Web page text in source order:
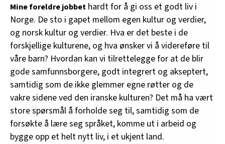
Mine foreldre jobbet hardt for å gi oss et godt liv i
Norge. De sto i gapet mellom egen kultur og verdier,
og norsk kultur og verdier. Hva er det beste i de
forskjellige kulturene, og hva ønsker vi å videreføre til
våre barn? Hvordan kan vi tilrettelegge for at de blir
gode samfunnsborgere, godt integrert og akseptert,
samtidig som de ikke glemmer egne røtter og de
vakre sidene ved den iranske kulturen? Det må ha vært
store spørsmål å forholde seg til, samtidig som de
forsøkte å lære seg språket, komme ut i arbeid og
bygge opp et helt nytt liv, i et ukjent land.